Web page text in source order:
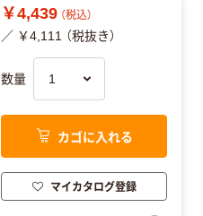
￥4,439 （税込）
／ ￥4,111 （税抜き）
数量
カゴに入れる
マイカタログ登録